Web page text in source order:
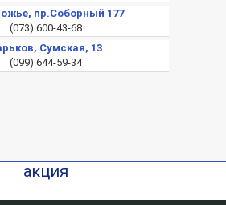
пр.Соборный 177
(073) 600-43-68
Сумская, 13
(099) 644-59-34
акция